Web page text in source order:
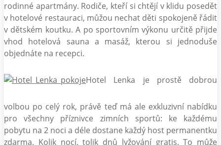
rodinné apartmány. Rodiče, kteří si chtějí v klidu posedět
v hotelové restauraci, můžou nechat děti spokojeně řádit
v dětském koutku. A po sportovním výkonu určitě přijde
vhod hotelová sauna a masáž, kterou si jednoduše
objednáte na recepci.
Hotel Lenka je prostě dobrou
volbou po celý rok, právě teď má ale exkluzivní nabídku
pro všechny příznivce zimních sportů: ke každému
pobytu na 2 noci a déle dostane každý host permanentku
zdarma. Kolik nocí, tolik dnů lyžování gratis. To může